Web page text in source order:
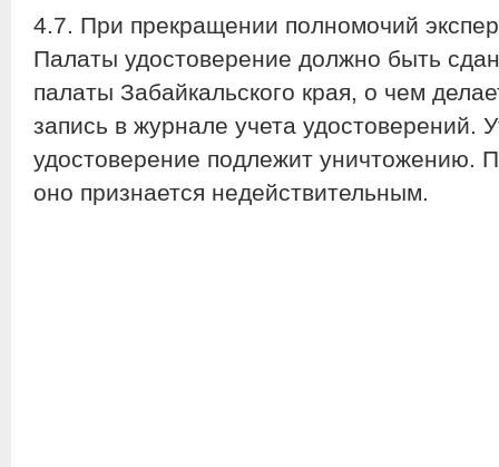
4.7. При прекращении полномочий
Палаты удостоверение должно быть
палаты Забайкальского края, о чем
запись в журнале учета удостоверений.
удостоверение подлежит уничтожению.
оно признается недействительным.